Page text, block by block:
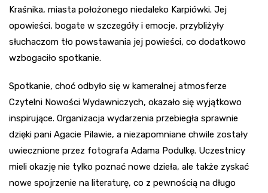
Kraśnika, miasta położonego niedaleko Karpiówki. Jej
opowieści, bogate w szczegóły i emocje, przybliżyły
słuchaczom tło powstawania jej powieści, co dodatkowo
wzbogaciło spotkanie.
Spotkanie, choć odbyło się w kameralnej atmosferze
Czytelni Nowości Wydawniczych, okazało się wyjątkowo
inspirujące. Organizacja wydarzenia przebiegła sprawnie
dzięki pani Agacie Pilawie, a niezapomniane chwile zostały
uwiecznione przez fotografa Adama Podulkę. Uczestnicy
mieli okazję nie tylko poznać nowe dzieła, ale także zyskać
nowe spojrzenie na literaturę, co z pewnością na długo